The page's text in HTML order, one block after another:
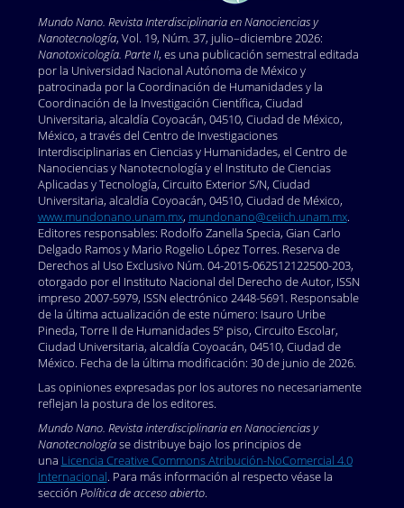
Mundo Nano. Revista Interdisciplinaria en Nanociencias y
Nanotecnología, Vol. 19, Núm. 37, julio–diciembre 2026:
Nanotoxicología. Parte II, es una publicación semestral editada
por la Universidad Nacional Autónoma de México y
patrocinada por la Coordinación de Humanidades y la
Coordinación de la Investigación Científica, Ciudad
Universitaria, alcaldía Coyoacán, 04510, Ciudad de México,
México, a través del Centro de Investigaciones
Interdisciplinarias en Ciencias y Humanidades, el Centro de
Nanociencias y Nanotecnología y el Instituto de Ciencias
Aplicadas y Tecnología, Circuito Exterior S/N, Ciudad
Universitaria, alcaldía Coyoacán, 04510, Ciudad de México,
www.mundonano.unam.mx, mundonano@ceiich.unam.mx.
Editores responsables: Rodolfo Zanella Specia, Gian Carlo
Delgado Ramos y Mario Rogelio López Torres. Reserva de
Derechos al Uso Exclusivo Núm. 04-2015-062512122500-203,
otorgado por el Instituto Nacional del Derecho de Autor, ISSN
impreso 2007-5979, ISSN electrónico 2448-5691. Responsable
de la última actualización de este número: Isauro Uribe
Pineda, Torre II de Humanidades 5º piso, Circuito Escolar,
Ciudad Universitaria, alcaldía Coyoacán, 04510, Ciudad de
México. Fecha de la última modificación: 30 de junio de 2026.
Las opiniones expresadas por los autores no necesariamente
reflejan la postura de los editores.
Mundo Nano. Revista interdisciplinaria en Nanociencias y
Nanotecnologíase distribuye bajo los principios de
una Licencia Creative Commons Atribución-NoComercial 4.0
Internacional. Para más información al respecto véase la
sección Política de acceso abierto.